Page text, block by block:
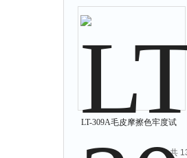
试仪
LT-309A毛皮摩擦色牢度试
共